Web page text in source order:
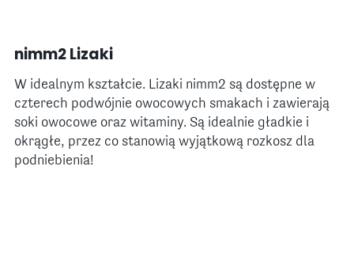
nimm2 Lizaki
W idealnym kształcie. Lizaki nimm2 są dostępne w
czterech podwójnie owocowych smakach i zawierają
soki owocowe oraz witaminy. Są idealnie gładkie i
okrągłe, przez co stanowią wyjątkową rozkosz dla
podniebienia!